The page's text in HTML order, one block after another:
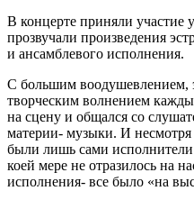
В концерте приняли участие
прозвучали произведения
и ансамблевого исполнения.
С большим
творческим волнением
на сцену и общался со
материи- музыки. И несмотря
были лишь сами
коей мере не отразилось на
исполнения- все было «на